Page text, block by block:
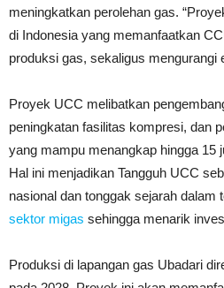
meningkatkan perolehan gas.
di Indonesia yang memanfaatkan
produksi gas, sekaligus mengurangi
Proyek UCC melibatkan
peningkatan fasilitas kompresi, dan
yang mampu menangkap hingga 15
Hal ini menjadikan Tangguh UCC
nasional dan tonggak sejarah dalam
sektor migas sehingga menarik
Produksi di lapangan gas Ubadari